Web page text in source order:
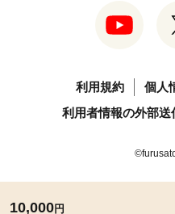
10,000円
利用規約
個人
利用者情報の外部送